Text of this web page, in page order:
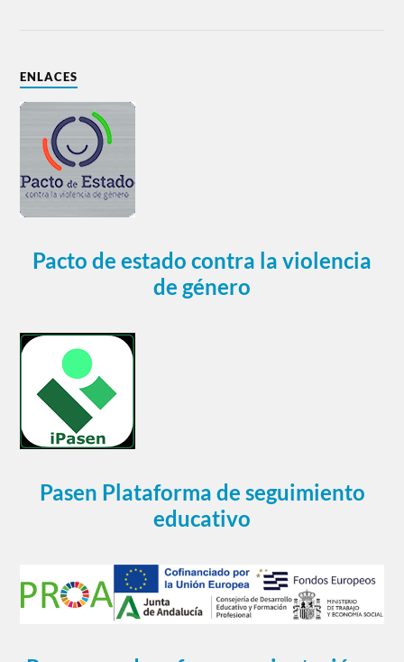
ENLACES
Pacto de estado contra la violencia
de género
Pasen Plataforma de seguimiento
educativo